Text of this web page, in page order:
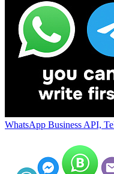
WhatsApp Business API,